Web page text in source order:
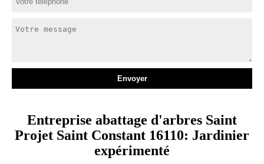
Entreprise abattage d'arbres Saint
Projet Saint Constant 16110: Jardinier
expérimenté